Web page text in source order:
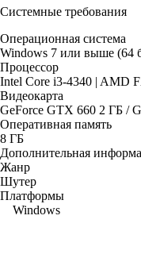
Системные требования
Операционная система
Windows 7 или выше (64
Процессор
Intel Core i3-4340 | AMD
Видеокарта
GeForce GTX 660 2 ГБ /
Оперативная память
8 ГБ
Дополнительная
Жанр
Шутер
Платформы
Windows